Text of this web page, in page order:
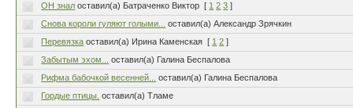
ОН знал оставил(а) Батраченко Виктор [ 1 2 3 ]
Снова короли гуляют голыми...
оставил(а) Александр Зрячкин
Перевязка оставил(а) Ирина Каменская [ 1 2 ]
Забытым эхом...
оставил(а) Галина Беспалова
Рифма бабочкой весенней...
оставил(а) Галина Беспалова
Гордые птицы. оставил(а) Тламе